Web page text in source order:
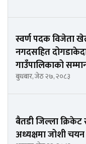
स्वर्ण पदक विजेता
नगदसहित
गाउँपालिकाको
बुधबार, जेठ २७, २०८३
बैतडी जिल्ला
अध्यक्षमा जोशी चयन